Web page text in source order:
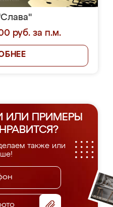
руб. за п.м.
ИЛИ ПРИМЕРЫ
также или